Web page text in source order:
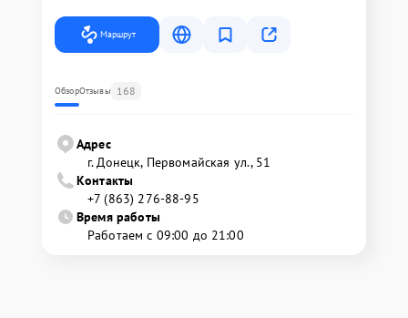
Маршрут
ОбзорОтзывы 168
Адрес
г. Донецк, Первомайская ул., 51
Контакты
+7 (863) 276-88-95
Время работы
Работаем с 09:00 до 21:00